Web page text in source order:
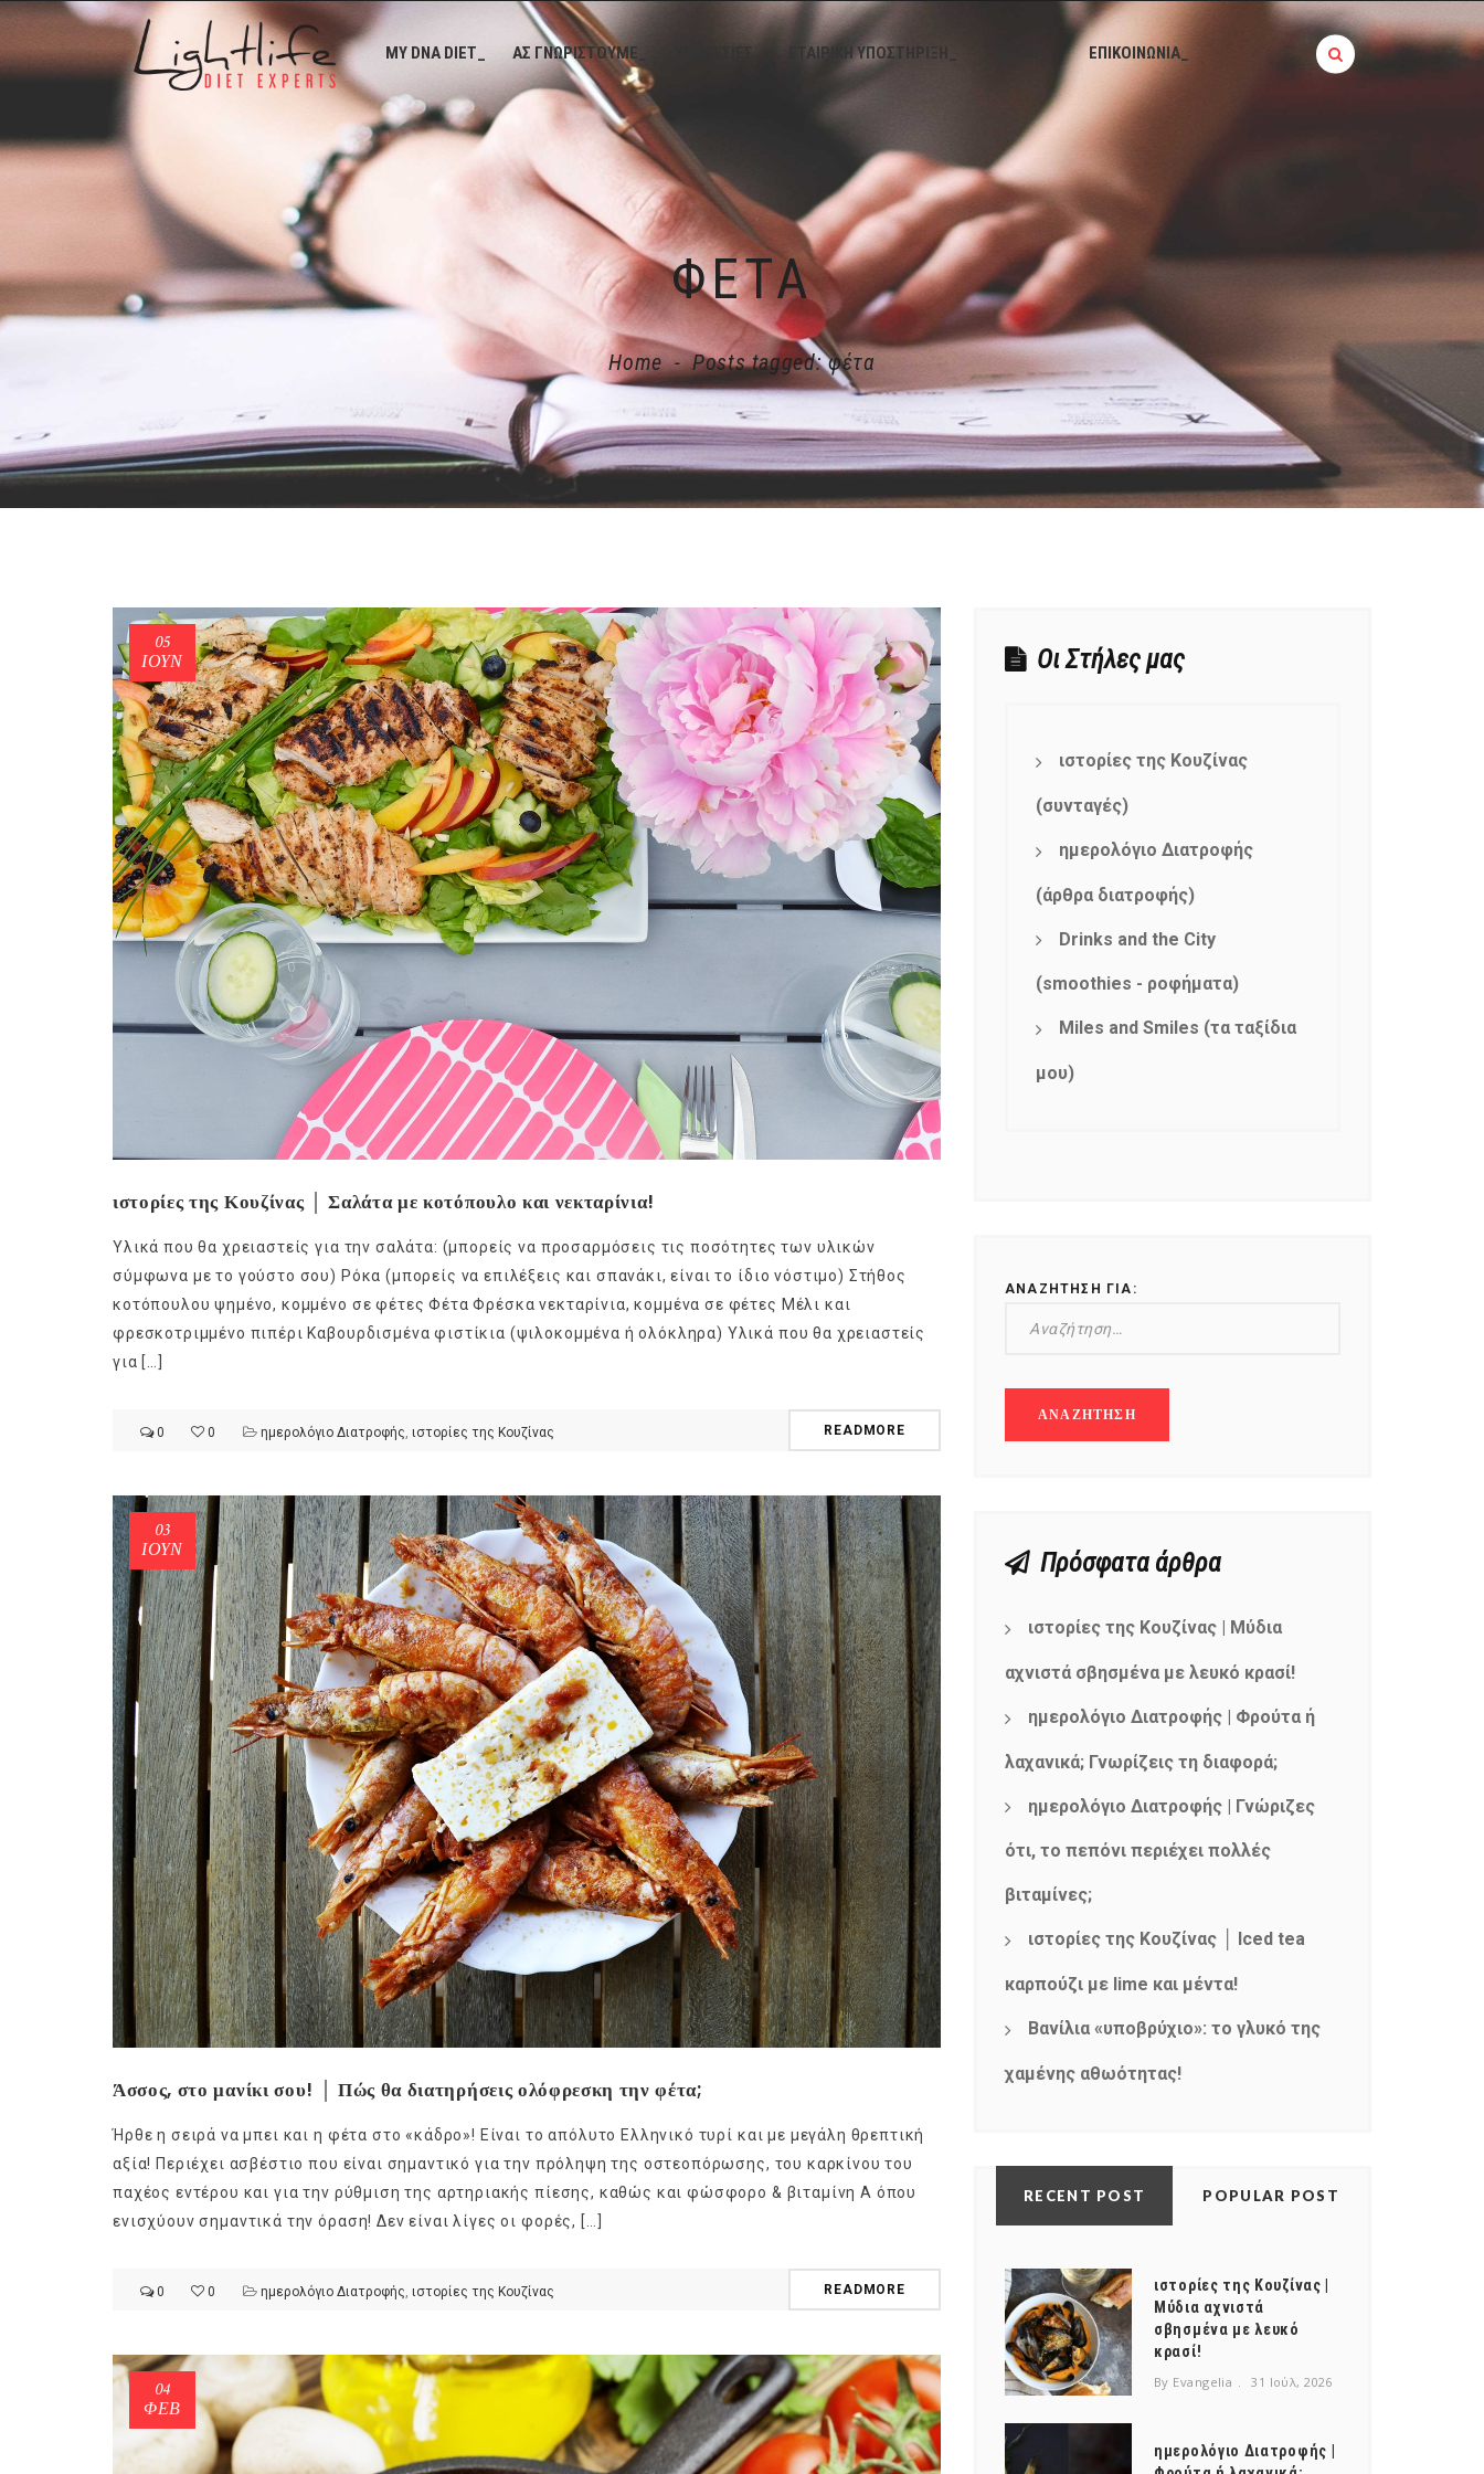
MY DNA DIET_ ΑΣ ΓΝΩΡΙΣΤΟΥΜΕ_ ΕΤΑΙΡΙΚΗ ΥΠΟΣΤΗΡΙΞΗ_ ΕΠΙΚΟΙΝΩΝΙΑ_
ΦΈΤΑ
Home - Posts tagged: φέτα
05
ΙΟΎΝ
ιστορίες της Κουζίνας │ Σαλάτα με κοτόπουλο και νεκταρίνια!
Υλικά που θα χρειαστείς για την σαλάτα: (μπορείς να προσαρμόσεις τις ποσότητες των υλικών
σύμφωνα με το γούστο σου) Ρόκα (μπορείς να επιλέξεις και σπανάκι, είναι το ίδιο νόστιμο) Στήθος
κοτόπουλου ψημένο, κομμένο σε φέτες Φέτα Φρέσκα νεκταρίνια, κομμένα σε φέτες Μέλι και
φρεσκοτριμμένο πιπέρι Καβουρδισμένα φιστίκια (ψιλοκομμένα ή ολόκληρα) Υλικά που θα χρειαστείς
για […]
0 0 ημερολόγιο Διατροφής, ιστορίες της Κουζίνας READMORE
03
ΙΟΎΝ
Άσσος, στο μανίκι σου! │ Πώς θα διατηρήσεις ολόφρεσκη την φέτα;
Ήρθε η σειρά να μπει και η φέτα στο «κάδρο»! Είναι το απόλυτο Ελληνικό τυρί και με μεγάλη θρεπτική
αξία! Περιέχει ασβέστιο που είναι σημαντικό για την πρόληψη της οστεοπόρωσης, του καρκίνου του
παχέος εντέρου και για την ρύθμιση της αρτηριακής πίεσης, καθώς και φώσφορο & βιταμίνη Α όπου
ενισχύουν σημαντικά την όραση! Δεν είναι λίγες οι φορές, […]
0 0 ημερολόγιο Διατροφής, ιστορίες της Κουζίνας READMORE
04
ΦΕΒ
Οι Στήλες μας
ιστορίες της Κουζίνας
(συνταγές)
ημερολόγιο Διατροφής
(άρθρα διατροφής)
Drinks and the City
(smoothies - ροφήματα)
Miles and Smiles (τα ταξίδια
μου)
ΑΝΑΖΉΤΗΣΗ ΓΙΑ:
Πρόσφατα άρθρα
ιστορίες της Κουζίνας | Μύδια
αχνιστά σβησμένα με λευκό κρασί!
ημερολόγιο Διατροφής | Φρούτα ή
λαχανικά; Γνωρίζεις τη διαφορά;
ημερολόγιο Διατροφής | Γνώριζες
ότι, το πεπόνι περιέχει πολλές
βιταμίνες;
ιστορίες της Κουζίνας │ Iced tea
καρπούζι με lime και μέντα!
Βανίλια «υποβρύχιο»: το γλυκό της
χαμένης αθωότητας!
RECENT POST POPULAR POST
ιστορίες της Κουζίνας |
Μύδια αχνιστά
σβησμένα με λευκό
κρασί!
By Evangelia 31 Ιούλ, 2026
ημερολόγιο Διατροφής |